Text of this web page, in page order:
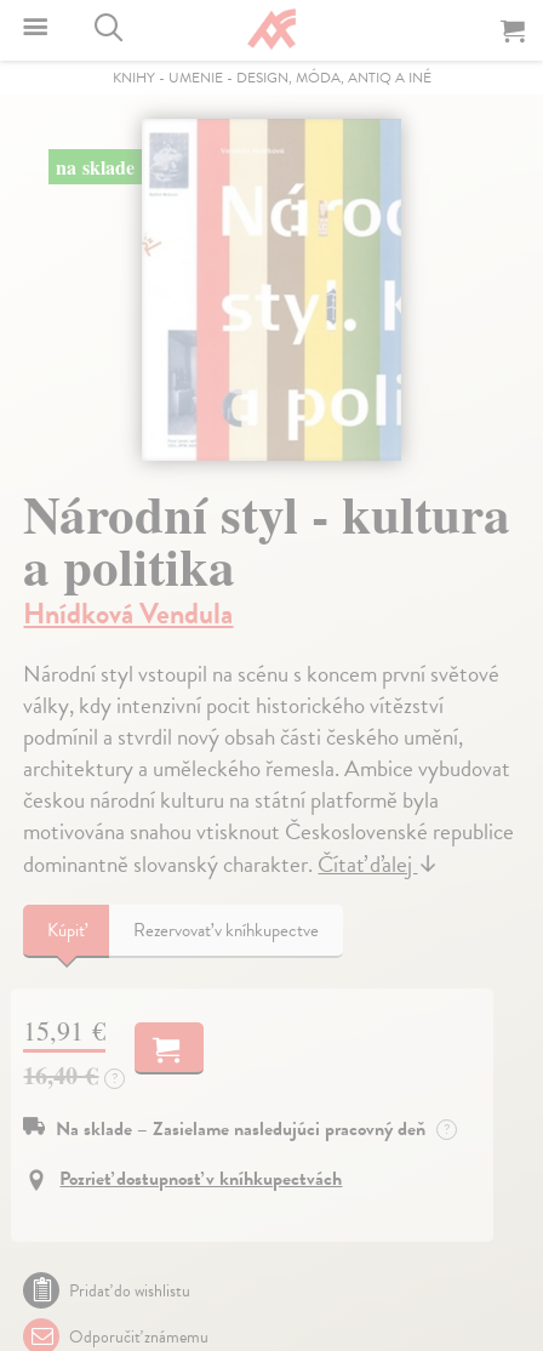
KNIHY- UMENIE- DESIGN, MÓDA, ANTIQ A INÉ
na sklade
Národní styl - kultura
a politika
Hnídková Vendula
Národní styl vstoupil na scénu s koncem první světové
války, kdy intenzivní pocit historického vítězství
podmínil a stvrdil nový obsah části českého umění,
architektury a uměleckého řemesla. Ambice vybudovat
českou národní kulturu na státní platformě byla
motivována snahou vtisknout Československé republice
dominantně slovanský charakter.Čítať ďalej↓
Kúpiť Rezervovať v kníhkupectve
15,91 €
16,40 € ?
Na sklade – Zasielame nasledujúci pracovný deň ?
Pozrieť dostupnosť v kníhkupectvách
Pridať do wishlistu
Odporučiť známemu